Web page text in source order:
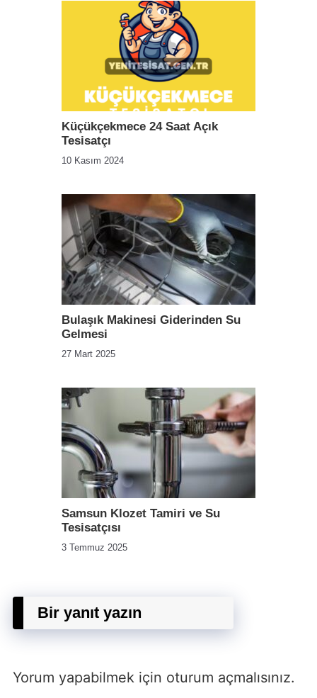
Küçükçekmece 24 Saat Açık
Tesisatçı
10 Kasım 2024
Bulaşık Makinesi Giderinden Su
Gelmesi
27 Mart 2025
Samsun Klozet Tamiri ve Su
Tesisatçısı
3 Temmuz 2025
Bir yanıt yazın
Yorum yapabilmek için oturum açmalısınız.